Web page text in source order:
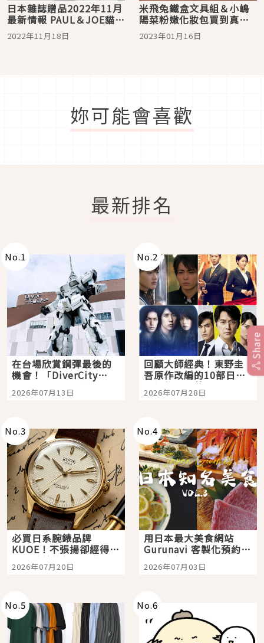
日本雜誌贈品2022年11月
最新情報 PAUL＆JOE貓咪
收納包＆FEILER文具組太
誘人！
2022年11月18日
米飛兔鐵盒文具組＆小嶋
陽菜粉嫩化妝包買到真的
兔LUCKY！日本雜誌贈品
2023年1月最新情報
2023年01月16日
妳可能會喜歡
最新排名
No.1
在台場欣賞鋼彈最後的
機會！「DiverCity
Tokyo Plaza」搭船、
購物、美食及夜景，一
2026年07月13日
No.2
回顧大師經典！東野圭
吾原作改編的10部日本
影視作品推薦
2026年07月28日
No.3
必買日系腕錶品牌
KUOE！不張揚卻經得起
時間洗鍊的經典之作五
選
2026年07月20日
No.4
用日本最大美食網站
Gurunavi 客製化預約九
大都市餐廳，打造專屬
美食體驗！
2026年07月03日
No.5 No.6
Share